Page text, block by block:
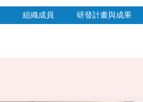
組織成員 研發計畫與成果